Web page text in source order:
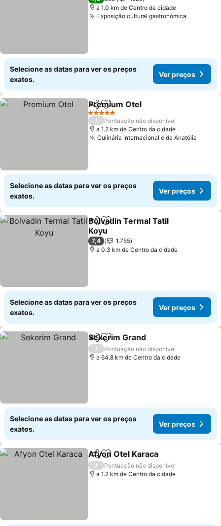
a 1.0 km de Centro da cidade
Exposição cultural gastronómica
Selecione as datas para ver os preços
exatos.
Ver preços
PartilharAdicionar aos favoritos
Premium Otel
5 Estrelas
/
Pontuação não disponível
a 1.2 km de Centro da cidade
Culinária internacional e da Anatólia
Selecione as datas para ver os preços
exatos.
Ver preços
PartilharAdicionar aos favoritos
Bolvadin Termal Tatil
Koyu
7,4
1.755
a 0.3 km de Centro da cidade
Selecione as datas para ver os preços
exatos.
Ver preços
PartilharAdicionar aos favoritos
Sekerim Grand
/
Pontuação não disponível
a 64.8 km de Centro da cidade
Selecione as datas para ver os preços
exatos.
Ver preços
PartilharAdicionar aos favoritos
Afyon Otel Karaca
/
Pontuação não disponível
a 1.2 km de Centro da cidade